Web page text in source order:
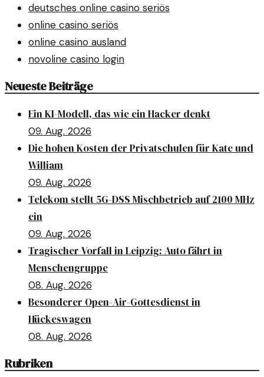
deutsches online casino seriös
online casino seriös
online casino ausland
novoline casino login
Neueste Beiträge
Ein KI-Modell, das wie ein Hacker denkt
09. Aug. 2026
Die hohen Kosten der Privatschulen für Kate und
William
09. Aug. 2026
Telekom stellt 5G-DSS Mischbetrieb auf 2100 MHz
ein
09. Aug. 2026
Tragischer Vorfall in Leipzig: Auto fährt in
Menschengruppe
08. Aug. 2026
Besonderer Open-Air-Gottesdienst in
Hückeswagen
08. Aug. 2026
Rubriken